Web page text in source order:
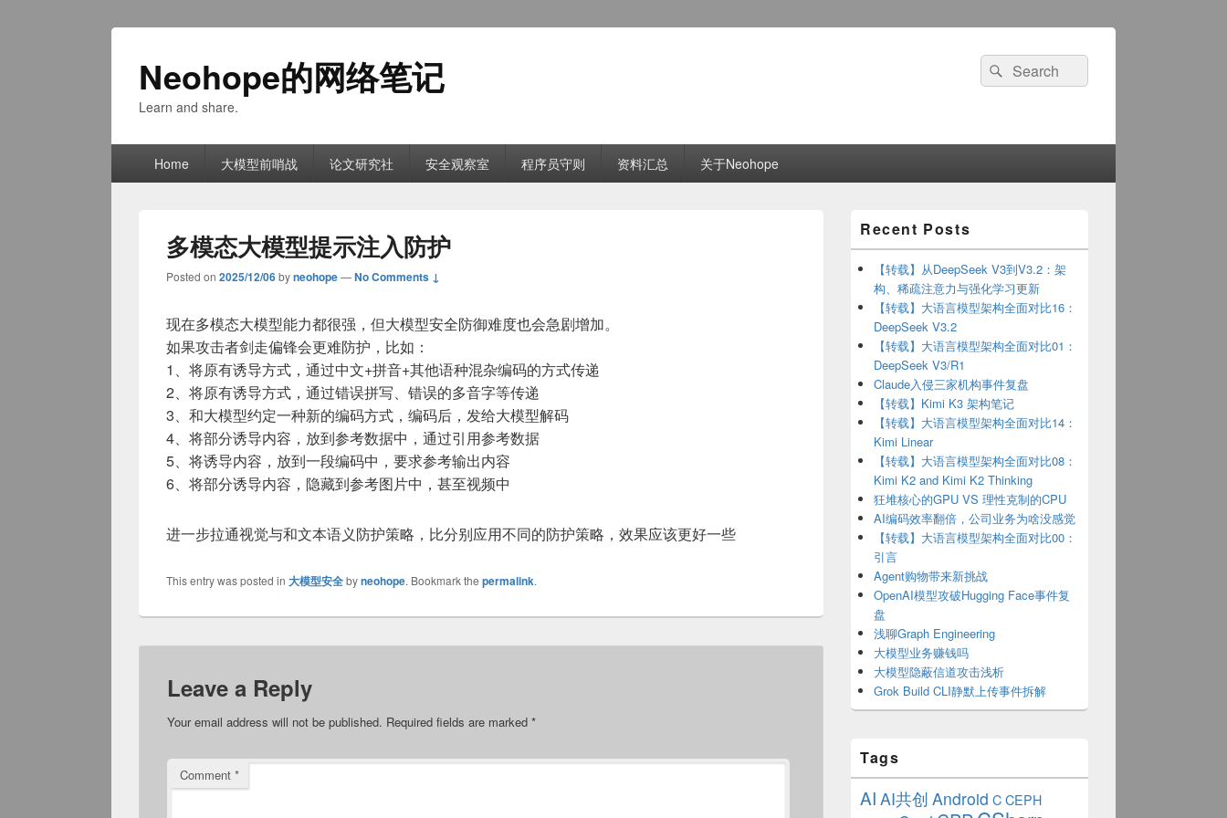
Neohope的网络笔记
Learn and share.
Search
for:
Search
Home 大模型前哨战 论文研究社 安全观察室 程序员守则 资料汇总 关于Neohope
多模态大模型提示注入防护
Posted on 2025/12/06byneohope—No Comments ↓
现在多模态大模型能力都很强，但大模型安全防御难度也会急剧增加。
如果攻击者剑走偏锋会更难防护，比如：
1、将原有诱导方式，通过中文+拼音+其他语种混杂编码的方式传递
2、将原有诱导方式，通过错误拼写、错误的多音字等传递
3、和大模型约定一种新的编码方式，编码后，发给大模型解码
4、将部分诱导内容，放到参考数据中，通过引用参考数据
5、将诱导内容，放到一段编码中，要求参考输出内容
6、将部分诱导内容，隐藏到参考图片中，甚至视频中
进一步拉通视觉与和文本语义防护策略，比分别应用不同的防护策略，效果应该更好一些
This entry was posted in 大模型安全byneohope. Bookmark the permalink.
Leave a Reply
Your email address will not be published. Required fields are marked *
Comment *
Sidebar
Widget
Area
Recent Posts
【转载】从DeepSeek V3到V3.2：架
构、稀疏注意力与强化学习更新
【转载】大语言模型架构全面对比16：
DeepSeek V3.2
【转载】大语言模型架构全面对比01：
DeepSeek V3/R1
Claude入侵三家机构事件复盘
【转载】Kimi K3 架构笔记
【转载】大语言模型架构全面对比14：
Kimi Linear
【转载】大语言模型架构全面对比08：
Kimi K2 and Kimi K2 Thinking
狂堆核心的GPU VS 理性克制的CPU
AI编码效率翻倍，公司业务为啥没感觉
【转载】大语言模型架构全面对比00：
引言
Agent购物带来新挑战
OpenAI模型攻破Hugging Face事件复
盘
浅聊Graph Engineering
大模型业务赚钱吗
大模型隐蔽信道攻击浅析
Grok Build CLI静默上传事件拆解
Tags
AI AI共创 Android C CEPH